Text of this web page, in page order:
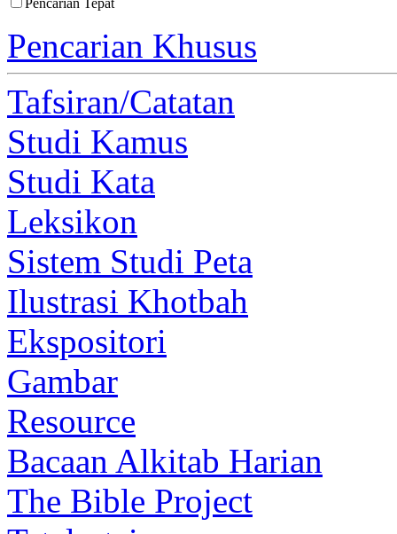
Pencarian Khusus
Tafsiran/Catatan
Studi Kamus
Studi Kata
Leksikon
Sistem Studi Peta
Ilustrasi Khotbah
Ekspositori
Gambar
Resource
Bacaan Alkitab Harian
The Bible Project